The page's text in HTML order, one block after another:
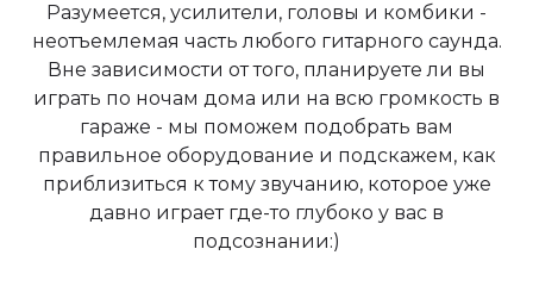
Разумеется, усилители, головы и комбики -
неотъемлемая часть любого гитарного саунда.
Вне зависимости от того, планируете ли вы
играть по ночам дома или на всю громкость в
гараже - мы поможем подобрать вам
правильное оборудование и подскажем, как
приблизиться к тому звучанию, которое уже
давно играет где-то глубоко у вас в
подсознании:)